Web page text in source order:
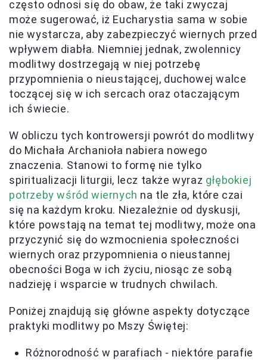
często odnosi się do obaw, że taki zwyczaj
może sugerować, iż Eucharystia sama w sobie
nie wystarcza, aby zabezpieczyć wiernych przed
wpływem diabła. Niemniej jednak, zwolennicy
modlitwy dostrzegają w niej potrzebę
przypomnienia o nieustającej, duchowej walce
toczącej się w ich sercach oraz otaczającym
ich świecie.
W obliczu tych kontrowersji powrót do modlitwy
do Michała Archanioła nabiera nowego
znaczenia. Stanowi to formę nie tylko
spiritualizacji liturgii, lecz także wyraz głębokiej
potrzeby wśród wiernych na tle zła, które czai
się na każdym kroku. Niezależnie od dyskusji,
które powstają na temat tej modlitwy, może ona
przyczynić się do wzmocnienia społeczności
wiernych oraz przypomnienia o nieustannej
obecności Boga w ich życiu, niosąc ze sobą
nadzieję i wsparcie w trudnych chwilach.
Poniżej znajdują się główne aspekty dotyczące
praktyki modlitwy po Mszy Świętej:
Różnorodność w parafiach - niektóre parafie